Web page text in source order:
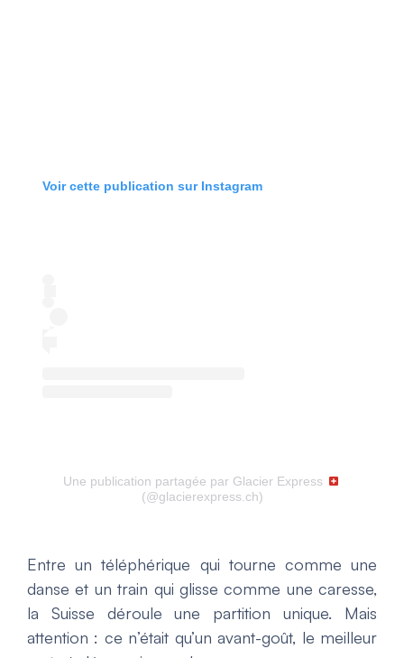
Voir cette publication sur Instagram
Une publication partagée par Glacier Express
(@glacierexpress.ch)
Entre un téléphérique qui tourne comme une
danse et un train qui glisse comme une caresse,
la Suisse déroule une partition unique. Mais
attention : ce n’était qu’un avant-goût, le meilleur